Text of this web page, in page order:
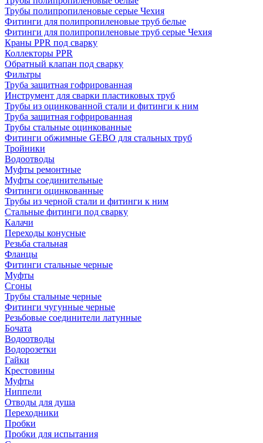
Трубы полипропиленовые серые Чехия
Фитинги для полипропиленовые труб белые
Фитинги для полипропиленовые труб серые Чехия
Краны PPR под сварку
Коллекторы PPR
Обратный клапан под сварку
Фильтры
Труба защитная гофрированная
Инструмент для сварки пластиковых труб
Трубы из оцинкованной стали и фитинги к ним
Труба защитная гофрированная
Трубы стальные оцинкованные
Фитинги обжимные GEBO для стальных труб
Тройники
Водоотводы
Муфты ремонтные
Муфты соединительные
Фитинги оцинкованные
Трубы из черной стали и фитинги к ним
Стальные фитинги под сварку
Калачи
Переходы конусные
Резьба стальная
Фланцы
Фитинги стальные черные
Муфты
Сгоны
Трубы стальные черные
Фитинги чугунные черные
Резьбовые соединители латунные
Бочата
Водоотводы
Водорозетки
Гайки
Крестовины
Муфты
Ниппели
Отводы для душа
Переходники
Пробки
Пробки для испытания